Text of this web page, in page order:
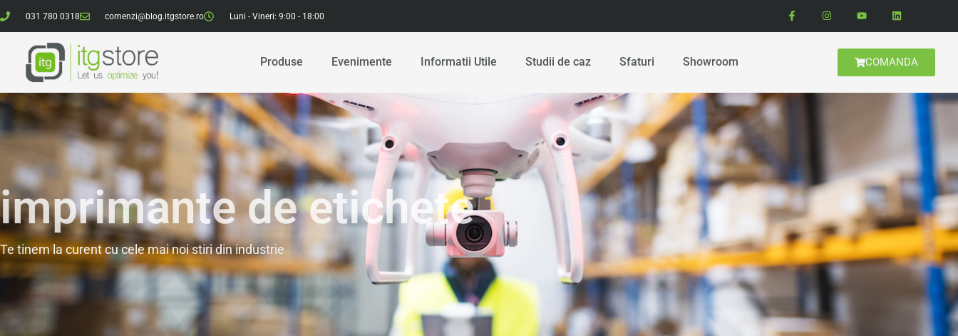
031 780 0318 comenzi@blog.itgstore.ro Luni - Vineri: 9:00 - 18:00
Produse Evenimente Informatii Utile Studii de caz Sfaturi Showroom COMANDA
imprimante de etichete
Te tinem la curent cu cele mai noi stiri din industrie